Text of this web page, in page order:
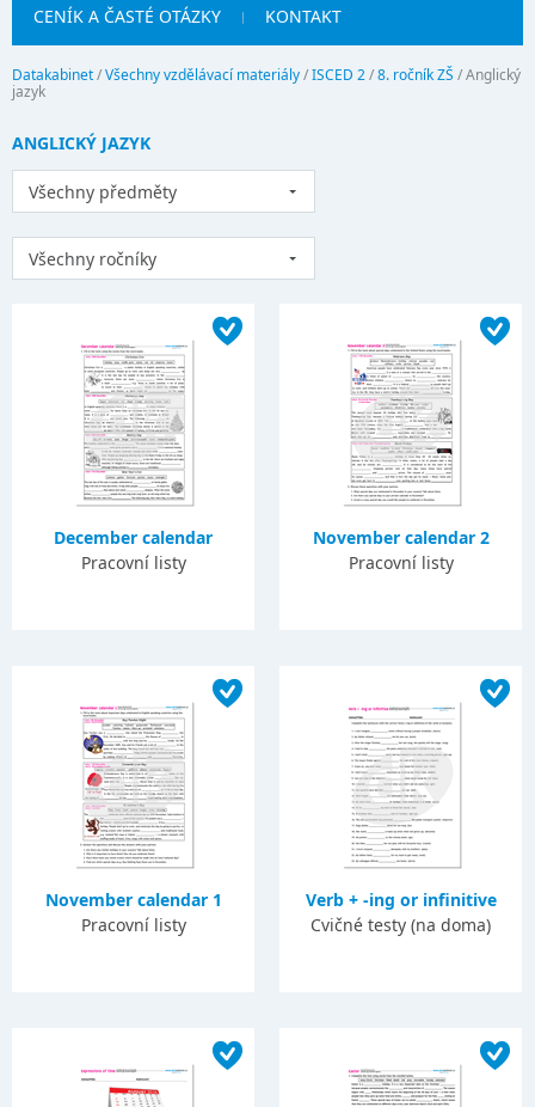
CENÍK A ČASTÉ OTÁZKY KONTAKT
Datakabinet/Všechny vzdělávací materiály/ISCED 2/8. ročník ZŠ /Anglický
jazyk
ANGLICKÝ JAZYK
Všechny předměty
Všechny ročníky
December calendar
Pracovní listy
November calendar 2
Pracovní listy
November calendar 1
Pracovní listy
Verb + -ing or infinitive
Cvičné testy (na doma)